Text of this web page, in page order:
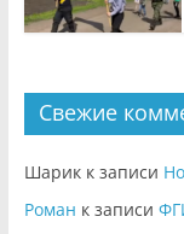
Свежие
Шарикк записи
Роман к записи